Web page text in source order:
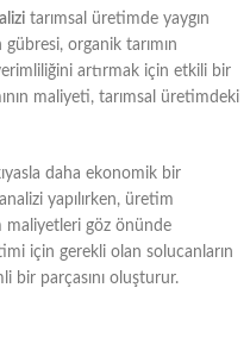
tarımsal üretimde yaygın
organik tarımın
artırmak için etkili bir
maliyeti, tarımsal üretimdeki
daha ekonomik bir
yapılırken, üretim
maliyetleri göz önünde
için gerekli olan solucanların
bir parçasını oluşturur.